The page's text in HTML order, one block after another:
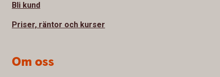
Bli kund
Priser, räntor och kurser
Om oss